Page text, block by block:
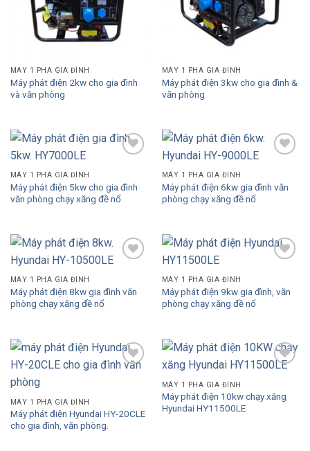
MÁY 1 PHA GIA ĐÌNH
Máy phát điện 2kw cho gia đình
và văn phòng
MÁY 1 PHA GIA ĐÌNH
Máy phát điện 3kw cho gia đình &
văn phòng
MÁY 1 PHA GIA ĐÌNH
Máy phát điện 5kw cho gia đình
văn phòng chạy xăng đề nổ
MÁY 1 PHA GIA ĐÌNH
Máy phát điện 6kw gia đình văn
phòng chạy xăng đề nổ
MÁY 1 PHA GIA ĐÌNH
Máy phát điện 8kw gia đình văn
phòng chạy xăng đề nổ
MÁY 1 PHA GIA ĐÌNH
Máy phát điện 9kw gia đình, văn
phòng chạy xăng đề nổ
MÁY 1 PHA GIA ĐÌNH
Máy phát điện Hyundai HY-20CLE
cho gia đình, văn phòng.
MÁY 1 PHA GIA ĐÌNH
Máy phát điện 10kw chạy xăng
Hyundai HY11500LE